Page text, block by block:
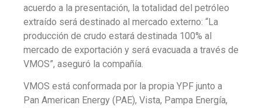
acuerdo a la presentación, la totalidad del petróleo
extraído será destinado al mercado externo: “La
producción de crudo estará destinada 100% al
mercado de exportación y será evacuada a través de
VMOS”, aseguró la compañía.
VMOS está conformada por la propia YPF junto a
Pan American Energy (PAE), Vista, Pampa Energía,